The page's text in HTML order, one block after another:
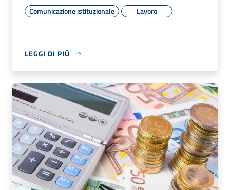
Comunicazione istituzionale Lavoro
LEGGI DI PIÙ